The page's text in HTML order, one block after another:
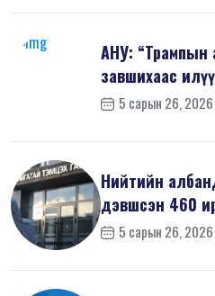
АНУ: “Трампын
завшихаас
5 сарын 26, 2026
Нийтийн
дэвшсэн 460
мэдүүл...
5 сарын 26, 2026